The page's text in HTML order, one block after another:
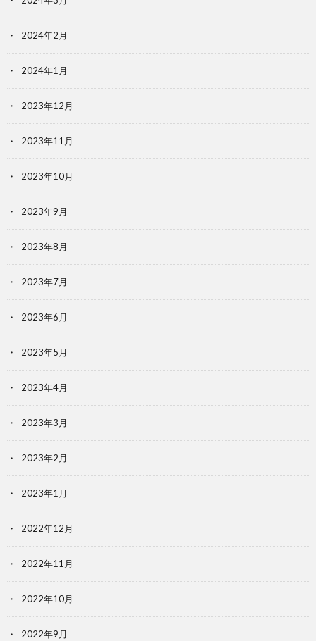
2024年2月
2024年1月
2023年12月
2023年11月
2023年10月
2023年9月
2023年8月
2023年7月
2023年6月
2023年5月
2023年4月
2023年3月
2023年2月
2023年1月
2022年12月
2022年11月
2022年10月
2022年9月